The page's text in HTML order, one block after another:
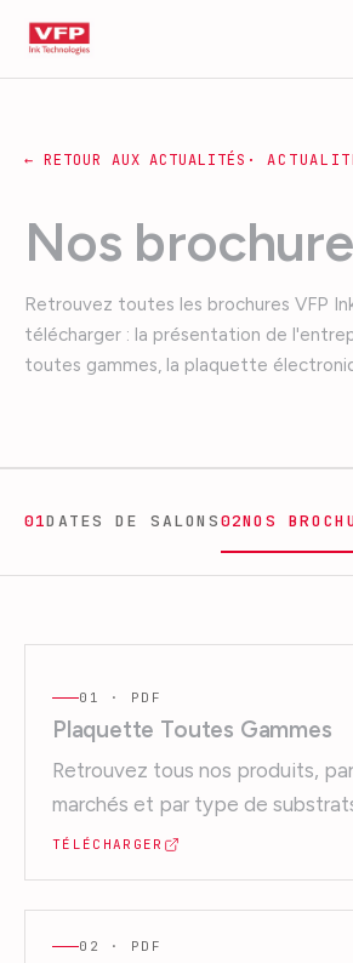
← RETOUR AUX ACTUALITÉS ·
Nos
Retrouvez toutes les brochures VFP
télécharger : la présentation de
toutes gammes, la plaquette
01DATES DE SALONS02NOS
01 · PDF
Plaquette Toutes Gammes
Retrouvez tous nos produits,
marchés et par type de
TÉLÉCHARGER
02 · PDF